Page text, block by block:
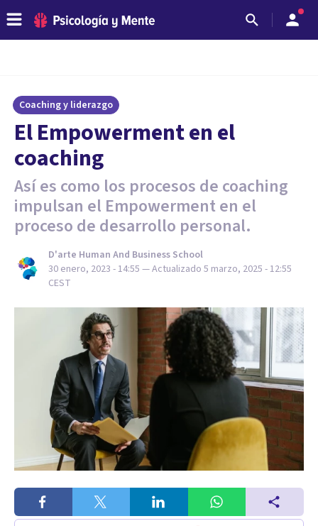
Coaching y liderazgo
El Empowerment en el
coaching
Así es como los procesos de coaching
impulsan el Empowerment en el
proceso de desarrollo personal.
D'arte Human And Business School
30 enero, 2023 - 14:55 — Actualizado 5 marzo, 2025 - 12:55
CEST